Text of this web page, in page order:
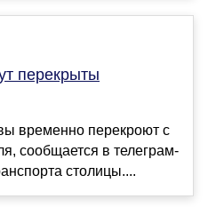
перекрыты
временно перекроют с
сообщается в телеграм-
столицы....